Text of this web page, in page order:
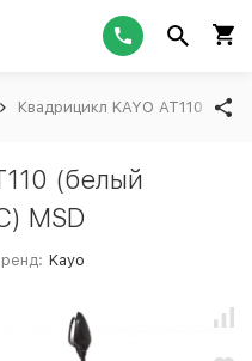
Квадрицикл KAYO AT110
(белый
MSD
Kayo